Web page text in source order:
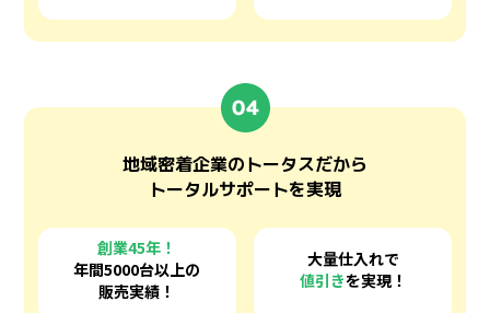
地域密着企業のトータスだから
トータルサポートを実現
創業45年！
年間5000台以上の
販売実績！
大量仕入れで
値引きを実現！